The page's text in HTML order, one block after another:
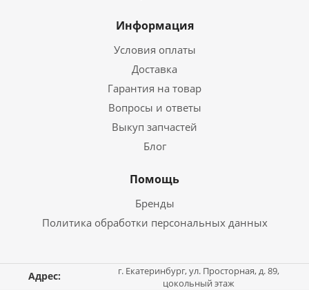
Информация
Условия оплаты
Доставка
Гарантия на товар
Вопросы и ответы
Выкуп запчастей
Блог
Помощь
Бренды
Политика обработки персональных данных
Адрес:
г. Екатеринбург, ул. Просторная, д. 89,
цокольный этаж